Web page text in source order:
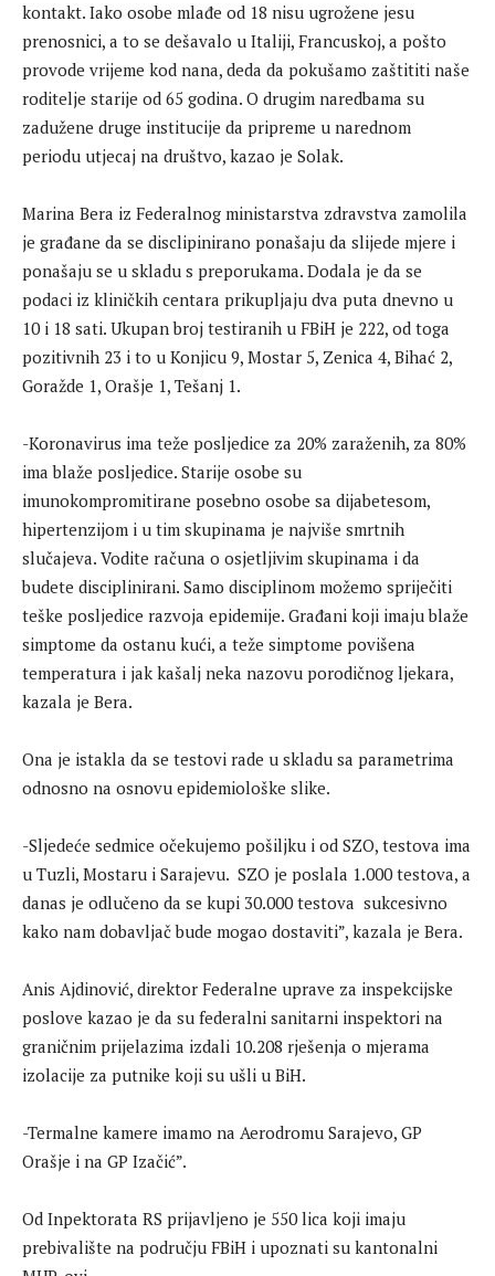
kontakt. Iako osobe mlađe od 18 nisu ugrožene jesu
prenosnici, a to se dešavalo u Italiji, Francuskoj, a pošto
provode vrijeme kod nana, deda da pokušamo zaštititi naše
roditelje starije od 65 godina. O drugim naredbama su
zadužene druge institucije da pripreme u narednom
periodu utjecaj na društvo, kazao je Solak.
Marina Bera iz Federalnog ministarstva zdravstva zamolila
je građane da se disclipinirano ponašaju da slijede mjere i
ponašaju se u skladu s preporukama. Dodala je da se
podaci iz kliničkih centara prikupljaju dva puta dnevno u
10 i 18 sati. Ukupan broj testiranih u FBiH je 222, od toga
pozitivnih 23 i to u Konjicu 9, Mostar 5, Zenica 4, Bihać 2,
Goražde 1, Orašje 1, Tešanj 1.
-Koronavirus ima teže posljedice za 20% zaraženih, za 80%
ima blaže posljedice. Starije osobe su
imunokompromitirane posebno osobe sa dijabetesom,
hipertenzijom i u tim skupinama je najviše smrtnih
slučajeva. Vodite računa o osjetljivim skupinama i da
budete disciplinirani. Samo disciplinom možemo spriječiti
teške posljedice razvoja epidemije. Građani koji imaju blaže
simptome da ostanu kući, a teže simptome povišena
temperatura i jak kašalj neka nazovu porodičnog ljekara,
kazala je Bera.
Ona je istakla da se testovi rade u skladu sa parametrima
odnosno na osnovu epidemiološke slike.
-Sljedeće sedmice očekujemo pošiljku i od SZO, testova ima
u Tuzli, Mostaru i Sarajevu. SZO je poslala 1.000 testova, a
danas je odlučeno da se kupi 30.000 testova sukcesivno
kako nam dobavljač bude mogao dostaviti”, kazala je Bera.
Anis Ajdinović, direktor Federalne uprave za inspekcijske
poslove kazao je da su federalni sanitarni inspektori na
graničnim prijelazima izdali 10.208 rješenja o mjerama
izolacije za putnike koji su ušli u BiH.
-Termalne kamere imamo na Aerodromu Sarajevo, GP
Orašje i na GP Izačić”.
Od Inpektorata RS prijavljeno je 550 lica koji imaju
prebivalište na području FBiH i upoznati su kantonalni